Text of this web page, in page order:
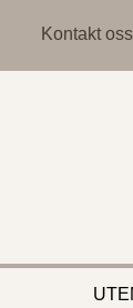
Kontakt oss